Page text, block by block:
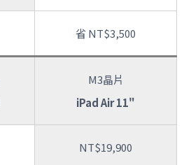
省 NT$3,500
M3晶片
iPad Air 11"
NT$19,900